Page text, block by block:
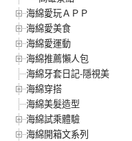
海綿愛玩ＡＰＰ
海綿愛美食
海綿愛運動
海綿推薦懶人包
海綿牙套日記-隱視美
海綿穿搭
海綿美髮造型
海綿試乘體驗
海綿開箱文系列